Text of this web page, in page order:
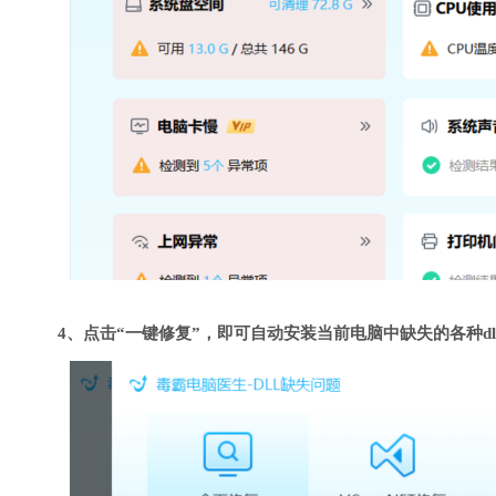
4、点击“一键修复”，即可自动安装当前电脑中缺失的各种